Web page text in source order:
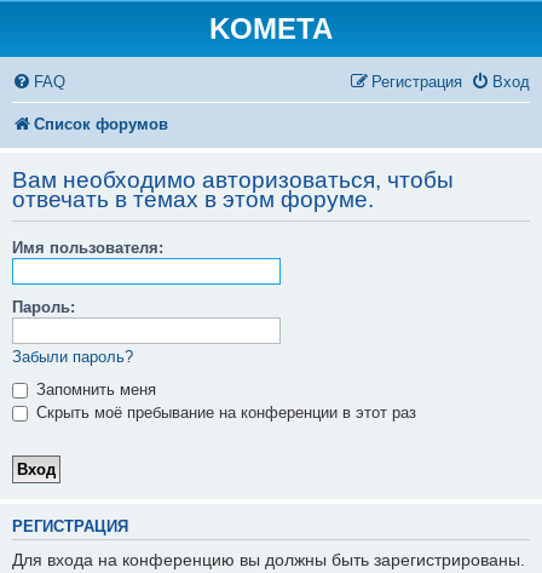
KOMETA
FAQ Вход
Регистрация
Список форумов
Вам необходимо авторизоваться, чтобы
отвечать в темах в этом форуме.
Имя пользователя:
Пароль:
Забыли пароль?
Запомнить меня
Скрыть моё пребывание на конференции в этот раз
РЕГИСТРАЦИЯ
Для входа на конференцию вы должны быть зарегистрированы.